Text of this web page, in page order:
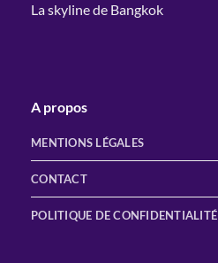
La skyline de Bangkok
A propos
MENTIONS LÉGALES
CONTACT
POLITIQUE DE CONFIDENTIALITÉ